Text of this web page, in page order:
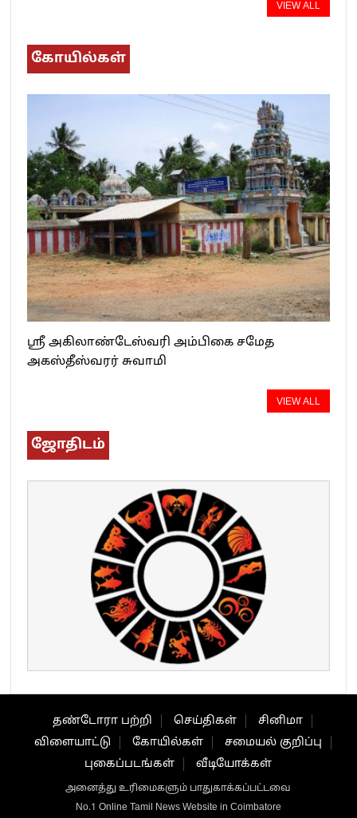
VIEW ALL
கோயில்கள்
ஸ்ரீ அகிலாண்டேஸ்வரி அம்பிகை சமேத
அகஸ்தீஸ்வரர் சுவாமி
VIEW ALL
ஜோதிடம்
தண்டோரா பற்றி செய்திகள்
சினிமா
விளையாட்டு
கோயில்கள்
சமையல் குறிப்பு
புகைப்படங்கள்
வீடியோக்கள்
அனைத்து உரிமைகளும் பாதுகாக்கப்பட்டவை
No.1 Online Tamil News Website in Coimbatore